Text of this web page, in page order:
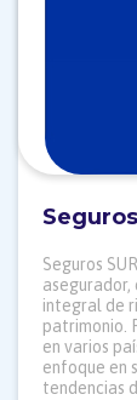
Seguros
asegurador,
integral de
patrimonio.
en varios
enfoque en
tendencias